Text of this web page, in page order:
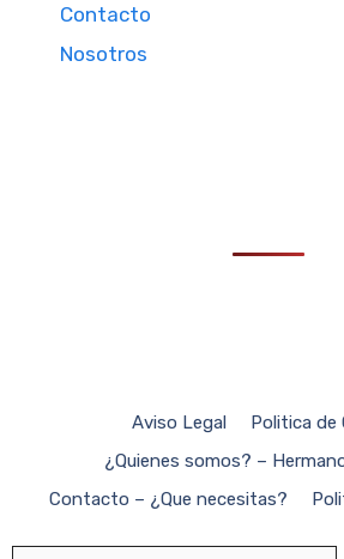
Contacto
Nosotros
Aviso Legal
Politica de
¿Quienes somos? –
Contacto – ¿Que necesitas?